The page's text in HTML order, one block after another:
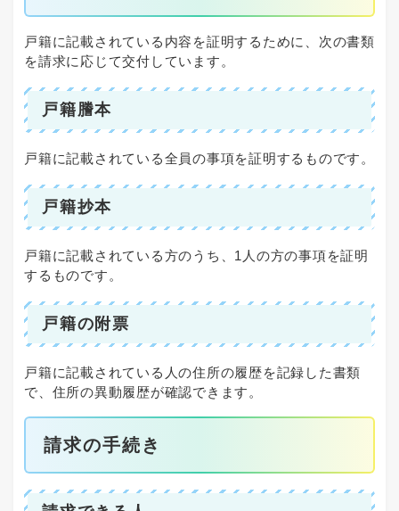
戸籍に記載されている内容を証明するために、次の書類
を請求に応じて交付しています。
戸籍謄本
戸籍に記載されている全員の事項を証明するものです。
戸籍抄本
戸籍に記載されている方のうち、1人の方の事項を証明
するものです。
戸籍の附票
戸籍に記載されている人の住所の履歴を記録した書類
で、住所の異動履歴が確認できます。
請求の手続き